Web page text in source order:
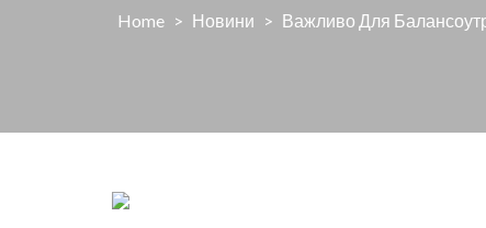
Home > Новини > Важливо Для